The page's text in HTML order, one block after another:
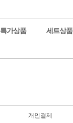
특가상품 세트상품
개인결제